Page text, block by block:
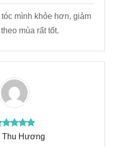
mình khỏe hơn, giảm
mùa rất tốt.
Thu Hương